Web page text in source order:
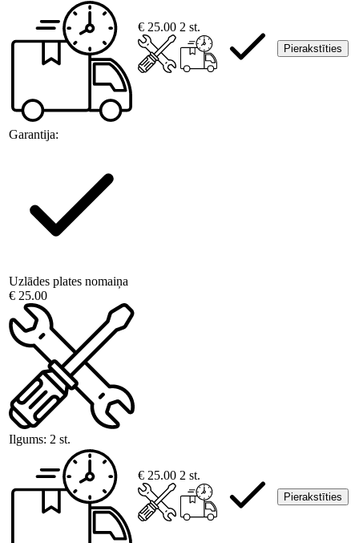
Garantija:
€ 25.00 2 st.
Pierakstīties
Uzlādes plates nomaiņa
€ 25.00
Ilgums: 2 st.
€ 25.00 2 st.
Pierakstīties